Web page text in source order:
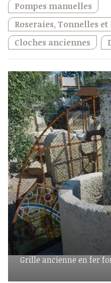
Pompes manuelles
Roseraies, Tonnelles et
Cloches anciennes
Grille ancienne en fer